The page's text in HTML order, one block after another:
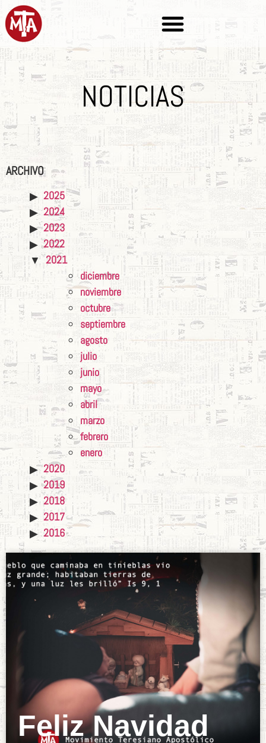
NOTICIAS
Feliz Navidad
ARCHIVO
2025
2024
2023
2022
2021
diciembre
noviembre
octubre
septiembre
agosto
julio
junio
mayo
abril
marzo
febrero
enero
2020
2019
2018
2017
2016